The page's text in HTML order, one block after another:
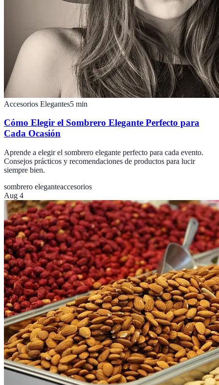
Accesorios Elegantes5 min
Cómo Elegir el Sombrero Elegante Perfecto para
Cada Ocasión
Aprende a elegir el sombrero elegante perfecto para cada evento.
Consejos prácticos y recomendaciones de productos para lucir
siempre bien.
sombrero eleganteaccesorios
Aug 4